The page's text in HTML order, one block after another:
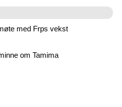
med Frps vekst
om Tamima